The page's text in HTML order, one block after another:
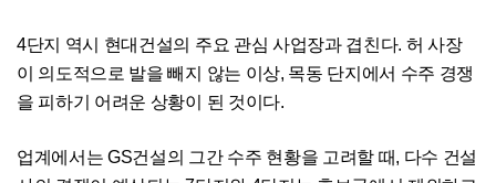
4단지 역시 현대건설의 주요 관심 사업장과 겹친다. 허 사장
이 의도적으로 발을 빼지 않는 이상, 목동 단지에서 수주 경쟁
을 피하기 어려운 상황이 된 것이다.
업계에서는 GS건설의 그간 수주 현황을 고려할 때, 다수 건설